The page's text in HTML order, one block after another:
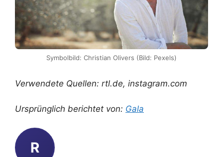
Symbolbild: Christian Olivers (Bild: Pexels)
Verwendete Quellen: rtl.de, instagram.com
Ursprünglich berichtet von: Gala
R